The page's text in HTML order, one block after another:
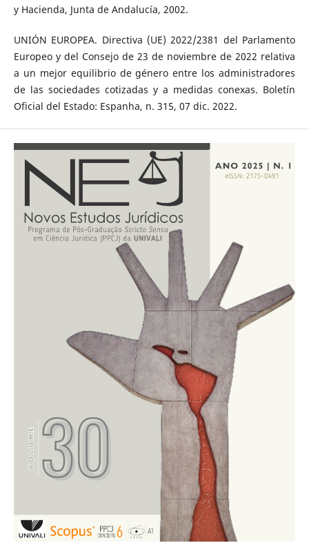
y Hacienda, Junta de Andalucía, 2002.
UNIÓN EUROPEA. Directiva (UE) 2022/2381 del Parlamento
Europeo y del Consejo de 23 de noviembre de 2022 relativa
a un mejor equilibrio de género entre los administradores
de las sociedades cotizadas y a medidas conexas. Boletín
Oficial del Estado: Espanha, n. 315, 07 dic. 2022.